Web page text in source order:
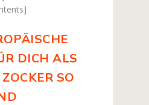
DICH ALS
SO